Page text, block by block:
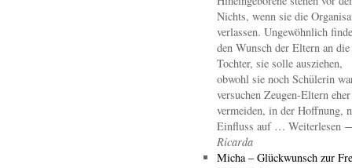
Nichts, wenn sie die
verlassen. Ungewöhnlich
den Wunsch der Eltern an die
Tochter, sie solle ausziehen,
obwohl sie noch Schülerin
versuchen Zeugen-Eltern
vermeiden, in der Hoffnung,
Einfluss auf … Weiterlesen
Ricarda
Micha – Glückwunsch zur